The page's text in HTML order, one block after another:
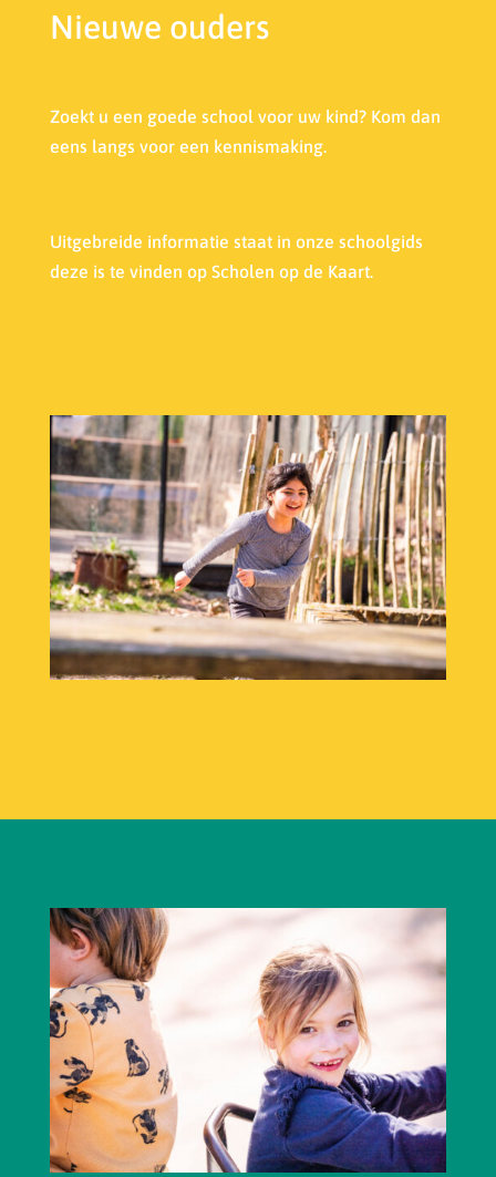
Nieuwe ouders
Zoekt u een goede school voor uw kind? Kom dan
eens langs voor een kennismaking.
Uitgebreide informatie staat in onze schoolgids
deze is te vinden op Scholen op de Kaart.